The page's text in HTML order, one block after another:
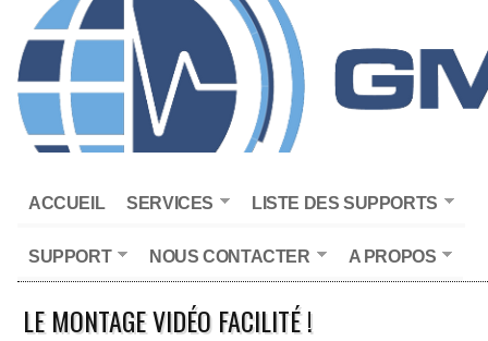
ACCUEIL SERVICES LISTE DES SUPPORTS
SUPPORT NOUS CONTACTER A PROPOS
LE MONTAGE VIDÉO FACILITÉ !